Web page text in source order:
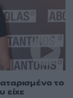
το
είχε